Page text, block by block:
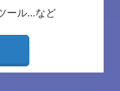
ール...など